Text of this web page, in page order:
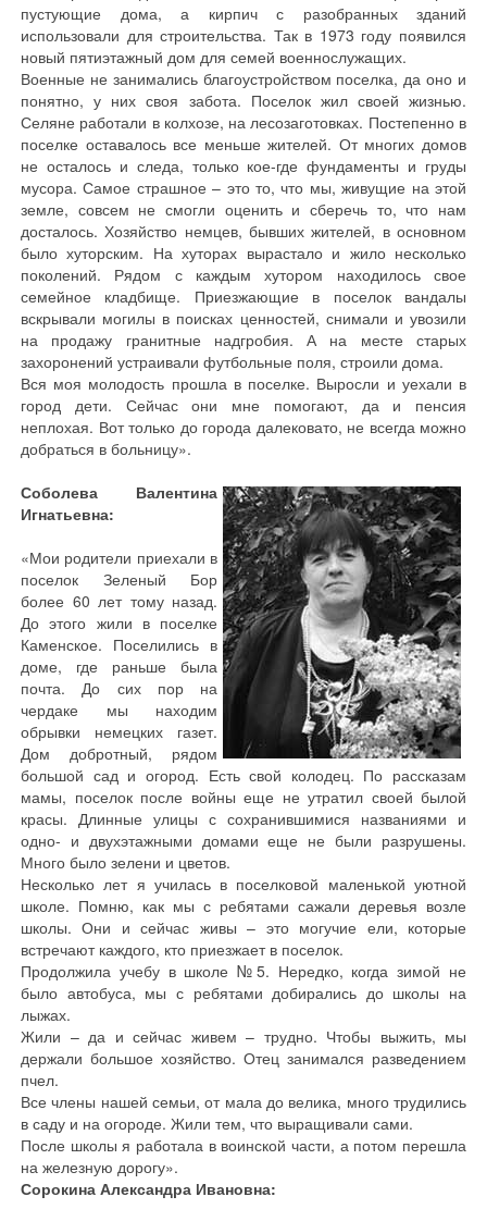
пустующие дома, а кирпич с разобранных зданий
использовали для строительства. Так в 1973 году появился
новый пятиэтажный дом для семей военнослужащих.
Военные не занимались благоустройством поселка, да оно и
понятно, у них своя забота. Поселок жил своей жизнью.
Селяне работали в колхозе, на лесозаготовках. Постепенно в
поселке оставалось все меньше жителей. От многих домов
не осталось и следа, только кое-где фундаменты и груды
мусора. Самое страшное – это то, что мы, живущие на этой
земле, совсем не смогли оценить и сберечь то, что нам
досталось. Хозяйство немцев, бывших жителей, в основном
было хуторским. На хуторах вырастало и жило несколько
поколений. Рядом с каждым хутором находилось свое
семейное кладбище. Приезжающие в поселок вандалы
вскрывали могилы в поисках ценностей, снимали и увозили
на продажу гранитные надгробия. А на месте старых
захоронений устраивали футбольные поля, строили дома.
Вся моя молодость прошла в поселке. Выросли и уехали в
город дети. Сейчас они мне помогают, да и пенсия
неплохая. Вот только до города далековато, не всегда можно
добраться в больницу».
Соболева Валентина
Игнатьевна:
«Мои родители приехали в
поселок Зеленый Бор
более 60 лет тому назад.
До этого жили в поселке
Каменское. Поселились в
доме, где раньше была
почта. До сих пор на
чердаке мы находим
обрывки немецких газет.
Дом добротный, рядом
большой сад и огород. Есть свой колодец. По рассказам
мамы, поселок после войны еще не утратил своей былой
красы. Длинные улицы с сохранившимися названиями и
одно- и двухэтажными домами еще не были разрушены.
Много было зелени и цветов.
Несколько лет я училась в поселковой маленькой уютной
школе. Помню, как мы с ребятами сажали деревья возле
школы. Они и сейчас живы – это могучие ели, которые
встречают каждого, кто приезжает в поселок.
Продолжила учебу в школе №5. Нередко, когда зимой не
было автобуса, мы с ребятами добирались до школы на
лыжах.
Жили – да и сейчас живем – трудно. Чтобы выжить, мы
держали большое хозяйство. Отец занимался разведением
пчел.
Все члены нашей семьи, от мала до велика, много трудились
в саду и на огороде. Жили тем, что выращивали сами.
После школы я работала в воинской части, а потом перешла
на железную дорогу».
Сорокина Александра Ивановна: